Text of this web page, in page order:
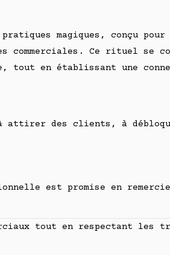
pratiques magiques, conçu
Ce rituel se
tout en établissant une
des clients, à
est promise en
tout en respectant les